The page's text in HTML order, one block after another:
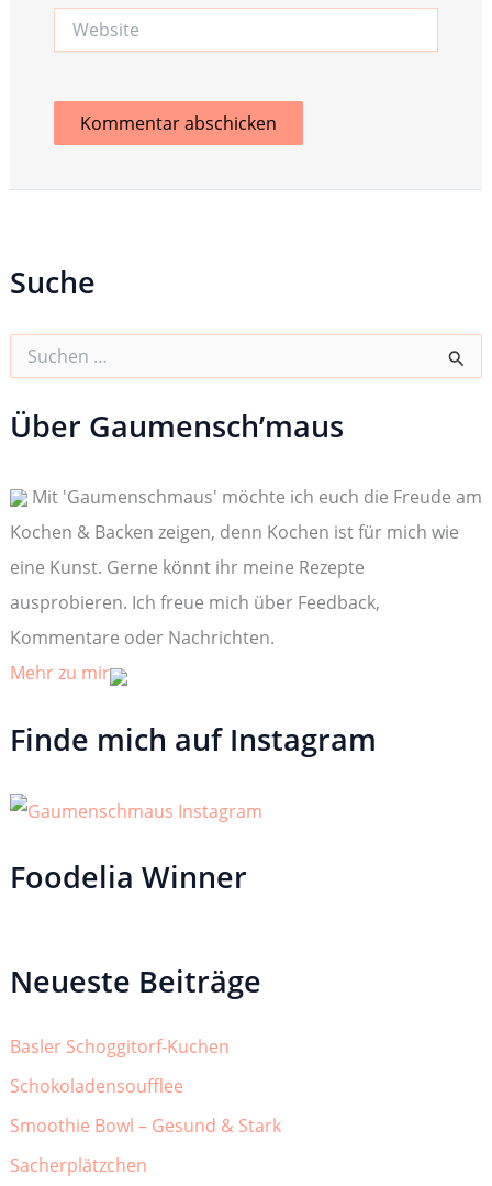
Website
Suche
h
e
a
h
:
Über Gaumensch’maus
Mit 'Gaumenschmaus' möchte ich euch die Freude am
Kochen & Backen zeigen, denn Kochen ist für mich wie
eine Kunst. Gerne könnt ihr meine Rezepte
ausprobieren. Ich freue mich über Feedback,
Kommentare oder Nachrichten.
Mehr zu mir
Finde mich auf Instagram
Foodelia Winner
Neueste Beiträge
Basler Schoggitorf-Kuchen
Schokoladensoufflee
Smoothie Bowl – Gesund & Stark
Sacherplätzchen